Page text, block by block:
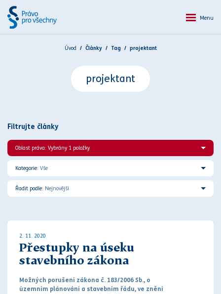
Menu
Úvod Články Tag projektant
projektant
Filtrujte články
Oblast práva: Vybrány 1 položky
Kategorie: Vše
Řadit podle: Nejnovější
2. 11. 2020
Přestupky na úseku
stavebního zákona
Možných porušení zákona č. 183/2006 Sb., o
územním plánování a stavebním řádu, ve znění